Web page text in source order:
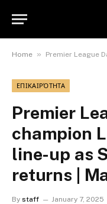
Home » Premier League Darts: World
ΕΠΙΚΑΙΡΌΤΗΤΑ
Premier
champion
line-up as
returns |
By staff January 7, 2025